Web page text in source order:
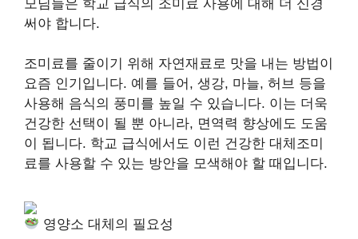
모님들은 학교 급식의 조미료 사용에 대해 더 신경
써야 합니다.
조미료를 줄이기 위해 자연재료로 맛을 내는 방법이
요즘 인기입니다. 예를 들어, 생강, 마늘, 허브 등을
사용해 음식의 풍미를 높일 수 있습니다. 이는 더욱
건강한 선택이 될 뿐 아니라, 면역력 향상에도 도움
이 됩니다. 학교 급식에서도 이런 건강한 대체조미
료를 사용할 수 있는 방안을 모색해야 할 때입니다.
영양소 대체의 필요성